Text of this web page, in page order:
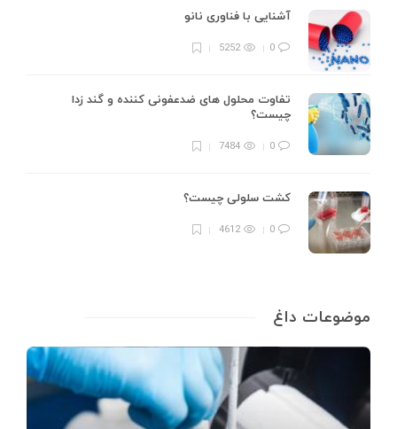
آشنایی با فناوری نانو
0
5252
تفاوت محلول های ضدعفونی کننده و گند زدا
چیست؟
0
7484
کشت سلولی چیست؟
0
4612
موضوعات داغ